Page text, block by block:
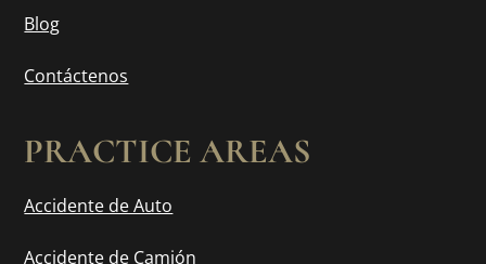
Blog
Contáctenos
PRACTICE AREAS
Accidente de Auto
Accidente de Camión